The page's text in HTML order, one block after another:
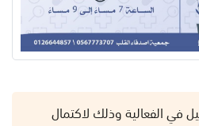
في الفعالية وذلك لاكتمال